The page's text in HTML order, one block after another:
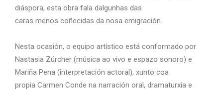
diáspora, esta obra fala dalgunhas das
caras menos coñecidas da nosa emigración.
Nesta ocasión, o equipo artístico está conformado por
Nastasia Zürcher (música ao vivo e espazo sonoro) e
Mariña Pena (interpretación actoral), xunto coa
propia Carmen Conde na narración oral, dramaturxia e